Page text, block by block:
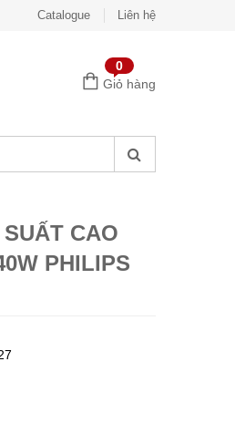
Catalogue Liên hệ
0
Giỏ hàng
CAO
PHILIPS